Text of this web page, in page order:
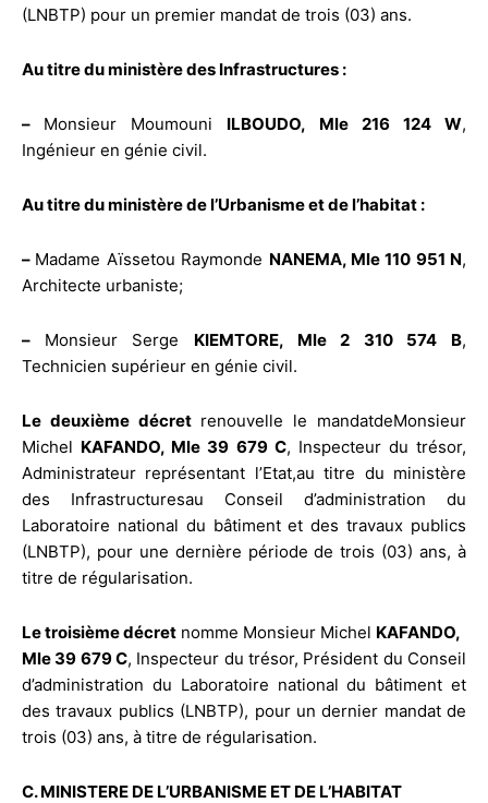
(LNBTP) pour un premier mandat de trois (03) ans.
Au titre du ministère des Infrastructures :
– Monsieur Moumouni ILBOUDO, Mle 216 124 W,
Ingénieur en génie civil.
Au titre du ministère de l’Urbanisme et de l’habitat :
– Madame Aïssetou Raymonde NANEMA, Mle 110 951 N,
Architecte urbaniste;
– Monsieur Serge KIEMTORE, Mle 2 310 574 B,
Technicien supérieur en génie civil.
Le deuxième décret renouvelle le mandatdeMonsieur
Michel KAFANDO, Mle 39 679 C, Inspecteur du trésor,
Administrateur représentant l’Etat,au titre du ministère
des Infrastructuresau Conseil d’administration du
Laboratoire national du bâtiment et des travaux publics
(LNBTP), pour une dernière période de trois (03) ans, à
titre de régularisation.
Le troisième décret nomme Monsieur Michel KAFANDO,
Mle 39 679 C, Inspecteur du trésor, Président du Conseil
d’administration du Laboratoire national du bâtiment et
des travaux publics (LNBTP), pour un dernier mandat de
trois (03) ans, à titre de régularisation.
C. MINISTERE DE L’URBANISME ET DE L’HABITAT